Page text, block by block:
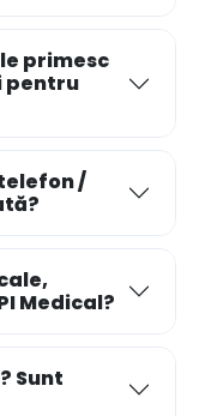
primesc
pentru
/
Medical?
Sunt